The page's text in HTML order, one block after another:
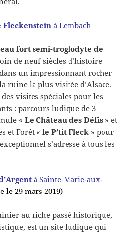
Fleckenstein à Lembach
fort semi-troglodyte de
de neuf siècles d’histoire
un impressionnant rocher
la ruine la plus visitée d’Alsace.
des visites spéciales pour les
: parcours ludique de 3
«Le Château des Défis » et
et Forêt «le P’tit Fleck » pour
s’adresse à tous les
à Sainte-Marie-aux-
le 29 mars 2019)
au riche passé historique,
est un site ludique qui